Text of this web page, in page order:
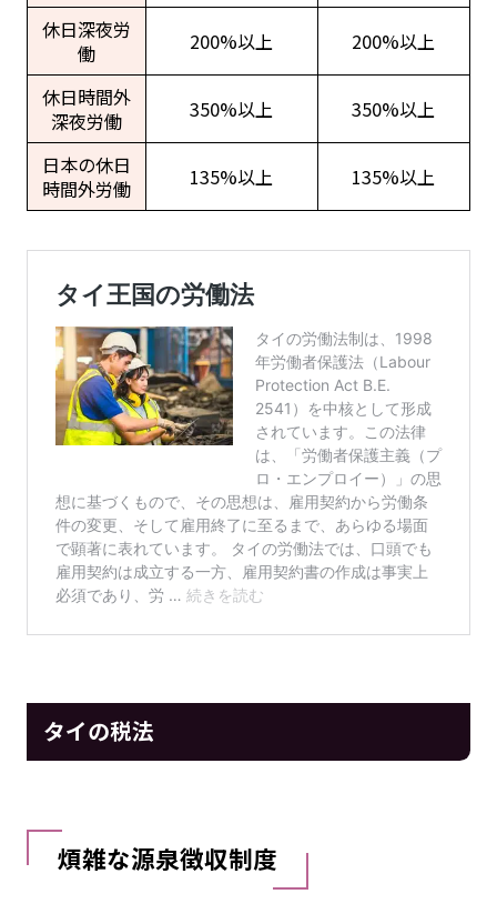
休日深夜労
働
200%以上 200%以上
休日時間外
深夜労働
350%以上 350%以上
日本の休日
時間外労働
135%以上 135%以上
タイの税法
煩雑な源泉徴収制度